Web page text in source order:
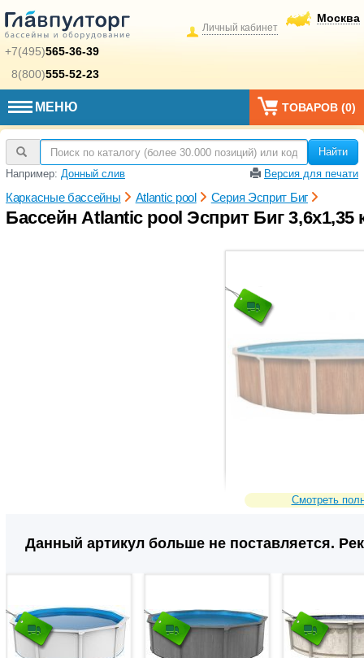
+7(495)565-36-39
8(800)555-52-23
Москва
Личный кабинет
МЕНЮ ТОВАРОВ (0)
Найти
Например: Донный слив Версия для печати
Каркасные бассейны Atlantic pool Серия Эсприт Биг
Бассейн Atlantic pool Эсприт Биг 3,6х1,35
Смотреть
Данный артикул больше не поставляется.